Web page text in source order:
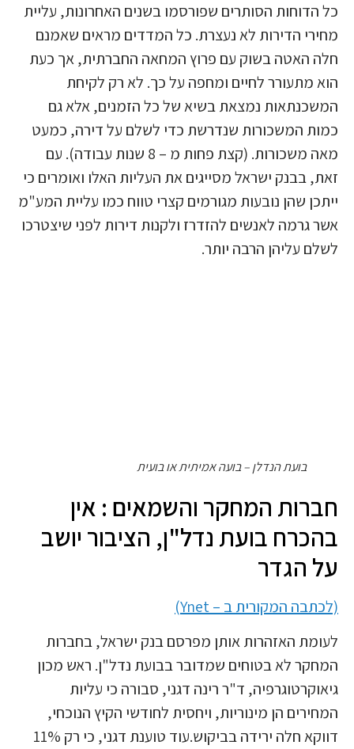
כל הדוחות הסותרים שפורסמו בשנים האחרונות, עליית
מחירי הדירות לא נעצרת. כל המדדים מראים שאמנם
חלה האטה בשוק עם פרוץ המחאה החברתית, אך כעת
הוא מתעורר לחיים ומחפה על כך. לא רק לקיחת
המשכנתאות נמצאת בשיא של כל הזמנים, אלא גם
כמות המשכורות שנדרשת כדי לשלם על דירה, כמעט
מאה משכורות. (קצת פחות מ – 8 שנות עבודה). עם
זאת, בבנק ישראל מסייגים את העליות האלו ואומרים כי
ייתכן שהן נובעות מגורמים קצרי טווח כמו עליית המע"מ
אשר גרמה לאנשים להזדרז ולקנות דירות לפני שיצטרכו
לשלם עליהן הרבה יותר.
בועת הנדלן – בועה אמיתית או בועית
חברות המחקר והשמאים : אין
בהכרח בועת נדל"ן, הציבור יושב
על הגדר
(לכתבה המקורית ב –Ynet
)
לעומת האזהרות אותן מפרסם בנק ישראל, בחברות
המחקר לא בטוחים שמדובר בבועת נדל"ן. ראש מכון
גיאוקרטוגרפיה, ד"ר רינה דגני, סבורה כי עליות
המחירים הן מינוריות, ויחסית לחודשי הקיץ הנוכחי,
דווקא חלה ירידה בביקוש.
עוד טוענת דגני, כי רק 11%